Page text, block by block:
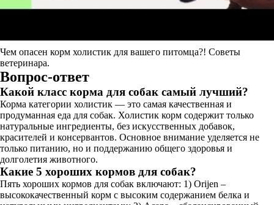
Чем опасен корм холистик для вашего питомца?! Советы
ветеринара.
Вопрос-ответ
Какой класс корма для собак самый лучший?
Корма категории холистик — это самая качественная и
продуманная еда для собак. Холистик корм содержит только
натуральные ингредиенты, без искусственных добавок,
красителей и консервантов. Основное внимание уделяется не
только питанию, но и поддержанию общего здоровья и
долголетия животного.
Какие 5 хороших кормов для собак?
Пять хороших кормов для собак включают: 1) Orijen –
высококачественный корм с высоким содержанием белка и